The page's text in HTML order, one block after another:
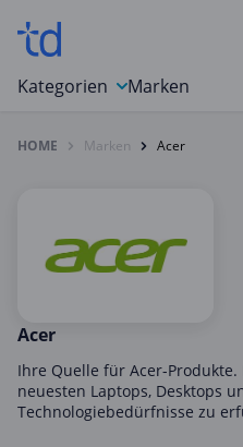
Kategorien
Auto, Motorrad &
Computer & Elektronik
Essen & Trinken
Foto, Druck & Büro
Gaming & Spielzeug
Marken
HOME Marken Acer
Acer
Ihre Quelle für Acer-Produkte.
neuesten Laptops, Desktops
Technologiebedürfnisse zu